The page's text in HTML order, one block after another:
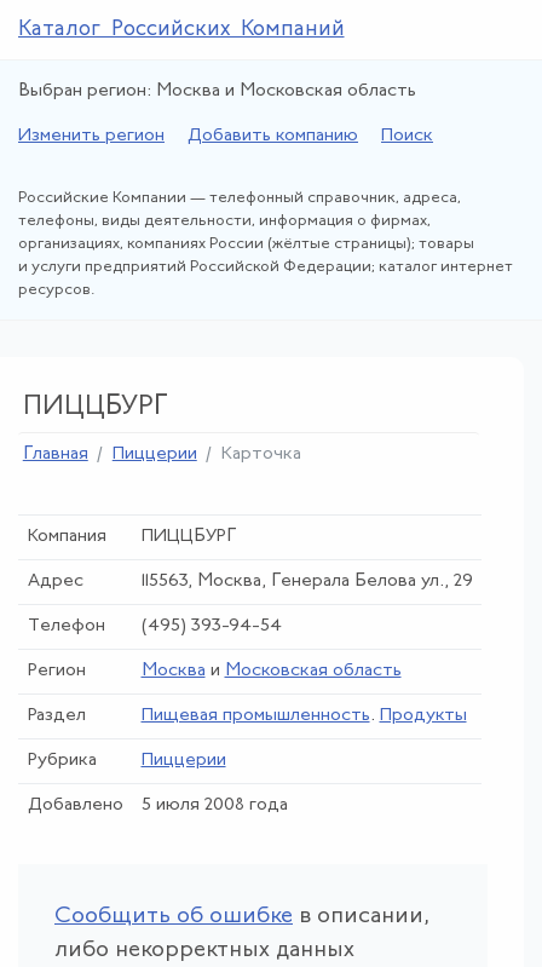
Каталог Российских Компаний
Выбран регион: Москва и Московская область
Изменить регион Добавить компанию Поиск
Российские Компании — телефонный справочник, адреса,
телефоны, виды деятельности, информация о фирмах,
организациях, компаниях России (жёлтые страницы); товары
и услуги предприятий Российской Федерации; каталог интернет
ресурсов.
ПИЦЦБУРГ
Главная Пиццерии Карточка
Компания ПИЦЦБУРГ
Адрес 115563, Москва, Генерала Белова ул., 29
Телефон (495) 393-94-54
Регион Москва и Московская область
Раздел Пищевая промышленность. Продукты
Рубрика Пиццерии
Добавлено 5 июля 2008 года
Сообщить об ошибке в описании,
либо некорректных данных